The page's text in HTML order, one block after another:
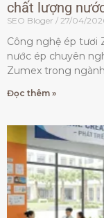
chất lượng
SEO Bloger 27/04/
Công nghệ ép tươi
nước ép chuyên
Zumex trong
Đọc thêm »